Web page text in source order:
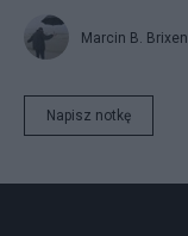
Marcin B. Brixen
Napisz notkę